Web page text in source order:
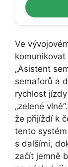
Ve
„Asistent
semaforů a
rychlost
„zelené
že přijíždí k
tento
s dalšími,
začít jemně